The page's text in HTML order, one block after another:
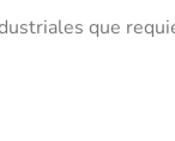
que